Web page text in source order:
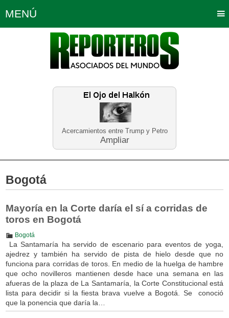
Acercamientos entre Trump y Petro
Ampliar
MENÚ
Política Opinión Bogotá
Planeta Tierra Deportes
Educación Neira
Bogotá
Mayoría en la Corte daría el sí a corridas de
toros en Bogotá
Bogotá
La Santamaría ha servido de escenario para eventos de yoga,
ajedrez y también ha servido de pista de hielo desde que no
funciona para corridas de toros. En medio de la huelga de hambre
que ocho novilleros mantienen desde hace una semana en las
afueras de la plaza de La Santamaría, la Corte Constitucional está
lista para decidir si la fiesta brava vuelve a Bogotá. Se conoció
que la ponencia que daría la…